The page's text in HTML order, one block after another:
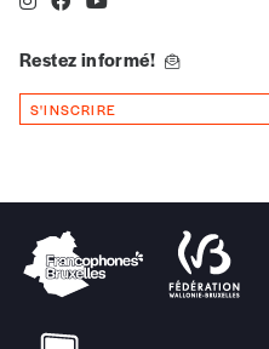
uniquement)
Restez informé!
S'INSCRIRE